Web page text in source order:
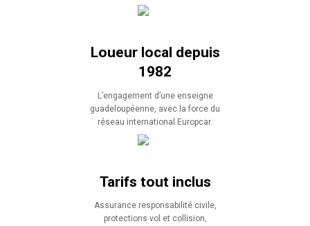
Loueur local depuis
1982
L’engagement d’une enseigne
guadeloupéenne, avec la force du
réseau international Europcar.
Tarifs tout inclus
Assurance responsabilité civile,
protections vol et collision,